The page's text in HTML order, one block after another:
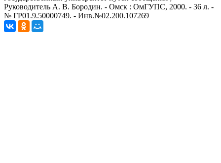
Руководитель А. В. Бородин. - Омск : ОмГУПС, 2000. - 36 л. -
№ ГР01.9.50000749. - Инв.№02.200.107269